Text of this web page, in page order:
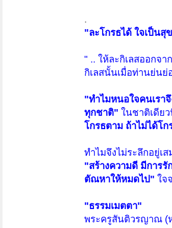
.
"ละโกรธได้ ใจเป็นสุ
" .. ให้ละกิเลสออกจ
กิเลสนั้นเมื่อท่านย่นย่
"ทำไมหนอใจคนเรา
ทุกชาติ" ในชาติเดีย
โกรธตาม ถ้าไม่ได้โ
ทำไมจึงไม่ระลึกอยู่เส
"สร้างความดี มีการ
ตัณหาให้หมดไป" ใจ
"ธรรมเมตตา"
พระครูสันติวรญาณ (